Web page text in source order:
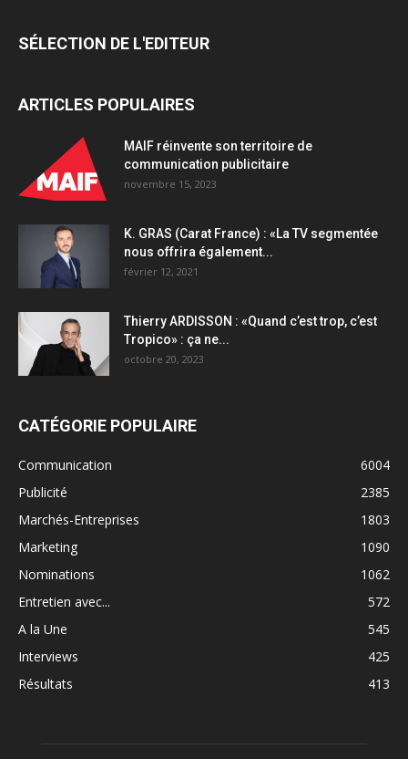
et
présence
SÉLECTION DE L'EDITEUR
ARTICLES POPULAIRES
MAIF réinvente son territoire de
communication publicitaire
novembre 15, 2023
K. GRAS (Carat France) : «La TV segmentée
nous offrira également...
février 12, 2021
Thierry ARDISSON : «Quand c’est trop, c’est
Tropico» : ça ne...
octobre 20, 2023
CATÉGORIE POPULAIRE
Communication
6004
Publicité
2385
Marchés-Entreprises
1803
Marketing
1090
Nominations
1062
Entretien avec...
572
A la Une
545
Interviews
425
Résultats
413